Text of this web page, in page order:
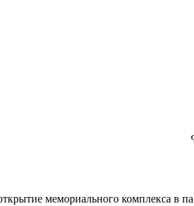
мемориального комплекса в